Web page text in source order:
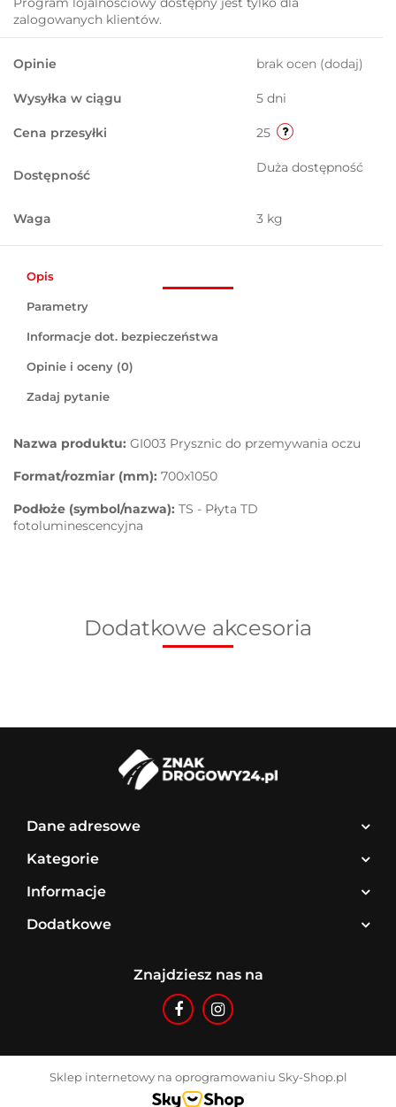
zalogowanych klientów.
Opinie brak ocen (dodaj)
Wysyłka w ciągu 5 dni
Cena przesyłki 25
Dostępność Duża dostępność
Waga 3 kg
Opis
Parametry
Informacje dot. bezpieczeństwa
Opinie i oceny (0)
Zadaj pytanie
Nazwa produktu: GI003 Prysznic do przemywania oczu
Format/rozmiar (mm): 700x1050
Podłoże (symbol/nazwa): TS - Płyta TD
fotoluminescencyjna
Dodatkowe akcesoria
Dane adresowe
Kategorie
Informacje
Dodatkowe
Znajdziesz nas na
Sklep internetowy na oprogramowaniu Sky-Shop.pl